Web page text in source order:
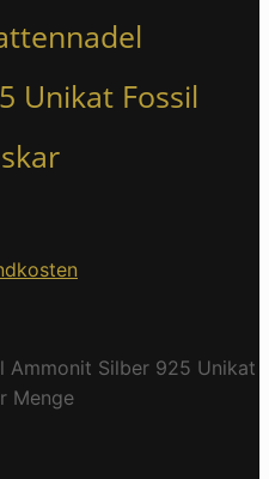
Unikat Fossil
Ammonit Silber 925 Unikat
Menge